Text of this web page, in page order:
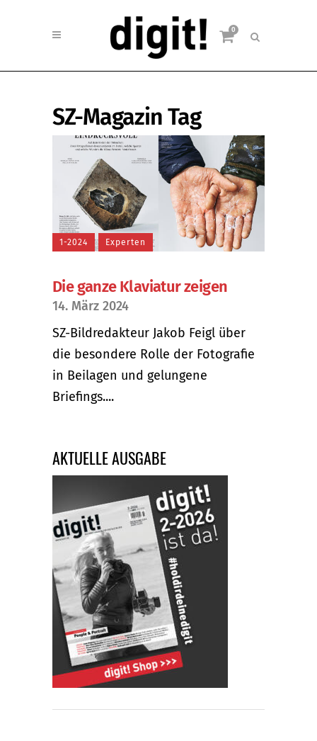
0
SZ-Magazin Tag
1-2024 Experten
Die ganze Klaviatur zeigen
14. März 2024
SZ-Bildredakteur Jakob Feigl über
die besondere Rolle der Fotografie
in Beilagen und gelungene
Briefings....
AKTUELLE AUSGABE